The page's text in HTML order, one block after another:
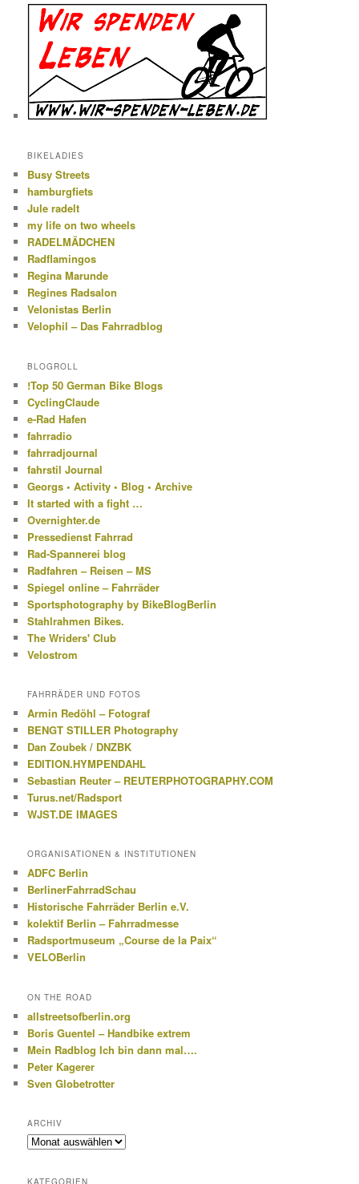
BIKELADIES
Busy Streets
hamburgfiets
Jule radelt
my life on two wheels
RADELMÄDCHEN
Radflamingos
Regina Marunde
Regines Radsalon
Velonistas Berlin
Velophil – Das Fahrradblog
BLOGROLL
!Top 50 German Bike Blogs
CyclingClaude
e-Rad Hafen
fahrradio
fahrradjournal
fahrstil Journal
Georgs • Activity • Blog • Archive
It started with a fight …
Overnighter.de
Pressedienst Fahrrad
Rad-Spannerei blog
Radfahren – Reisen – MS
Spiegel online – Fahrräder
Sportsphotography by BikeBlogBerlin
Stahlrahmen Bikes.
The Wriders' Club
Velostrom
FAHRRÄDER UND FOTOS
Armin Redöhl – Fotograf
BENGT STILLER Photography
Dan Zoubek / DNZBK
EDITION.HYMPENDAHL
Sebastian Reuter – REUTERPHOTOGRAPHY.COM
Turus.net/Radsport
WJST.DE IMAGES
ORGANISATIONEN & INSTITUTIONEN
ADFC Berlin
BerlinerFahrradSchau
Historische Fahrräder Berlin e.V.
kolektif Berlin – Fahrradmesse
Radsportmuseum „Course de la Paix“
VELOBerlin
ON THE ROAD
allstreetsofberlin.org
Boris Guentel – Handbike extrem
Mein Radblog Ich bin dann mal….
Peter Kagerer
Sven Globetrotter
ARCHIV
Archiv
KATEGORIEN